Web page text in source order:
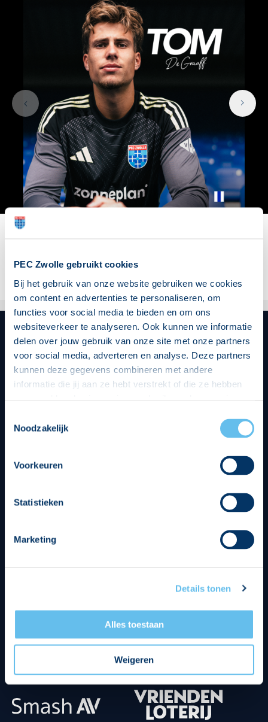
PEC Zwolle gebruikt cookies
Bij het gebruik van onze website gebruiken we cookies
om content en advertenties te personaliseren, om
functies voor social media te bieden en om ons
websiteverkeer te analyseren. Ook kunnen we informatie
delen over jouw gebruik van onze site met onze partners
voor social media, adverteren en analyse. Deze partners
kunnen deze gegevens combineren met andere
informatie die jij aan ze hebt verstrekt of die ze hebben
op een veilige en integere wijze. Je kunt je toestemming
beheren op de privacy- en cookieverklaring pagina.
Noodzakelijk
Voorkeuren
Statistieken
Marketing
Details tonen
Alles toestaan
Weigeren
Hoofdsponsor